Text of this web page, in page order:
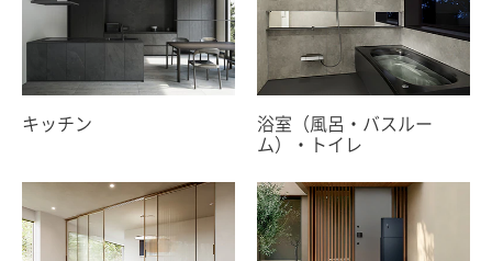
キッチン 浴室（風呂・バスルー
ム）・ トイレ